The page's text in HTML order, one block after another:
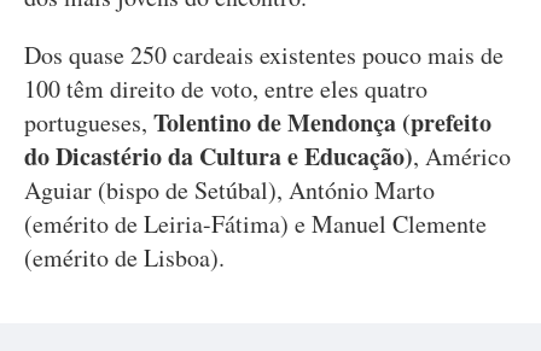
Dos quase 250 cardeais existentes pouco mais de
100 têm direito de voto, entre eles quatro
portugueses, Tolentino de Mendonça (prefeito
do Dicastério da Cultura e Educação), Américo
Aguiar (bispo de Setúbal), António Marto
(emérito de Leiria-Fátima) e Manuel Clemente
(emérito de Lisboa).